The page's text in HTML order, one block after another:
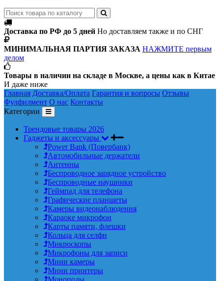
Доставка по РФ до 5 дней Но доставляем также и по СНГ
МИНИМАЛЬНАЯ ПАРТИЯ ЗАКАЗА НАЖМИТЕ первым
делом
Товары в наличии на складе в Москве, а цены как в Китае
И даже ниже
Главная Доставка/Оплата Гарантия и вопросы Отзывы
Фулфилмент О нас Контакты
Категории
Трендовые товары 2026
Гаджеты и аксессуары
Power Bank (Повербанк)
Автомобильные держатели
Антенны
Беспроводное зарядное устройство
Беспроводные наушники
Геймпад для телефона
Графические планшеты
Камеры видеонаблюдения
Караоке микрофон
Карты памяти, флешки
Кольца для селфи
Микроскопы
Микрофоны для записи
Мини камеры
Мини принтеры
Моноподы